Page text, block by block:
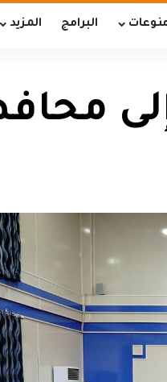
البرامج المزيد